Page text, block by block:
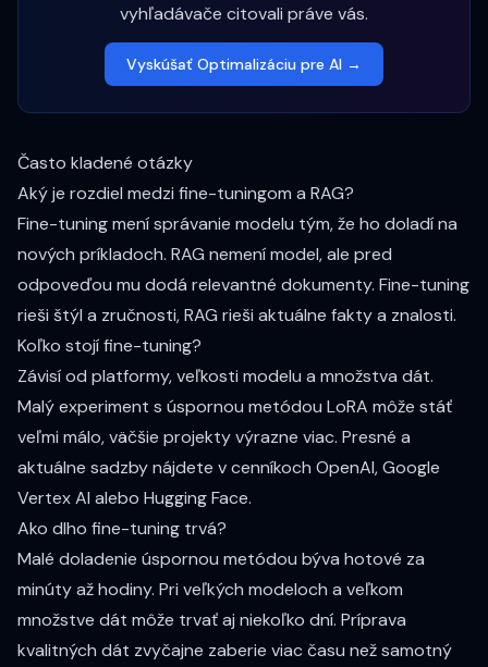
vyhľadávače citovali práve vás.
Vyskúšať Optimalizáciu pre AI →
Často kladené otázky
Aký je rozdiel medzi fine-tuningom a RAG?
Fine-tuning mení správanie modelu tým, že ho doladí na
nových príkladoch. RAG nemení model, ale pred
odpoveďou mu dodá relevantné dokumenty. Fine-tuning
rieši štýl a zručnosti, RAG rieši aktuálne fakty a znalosti.
Koľko stojí fine-tuning?
Závisí od platformy, veľkosti modelu a množstva dát.
Malý experiment s úspornou metódou LoRA môže stáť
veľmi málo, väčšie projekty výrazne viac. Presné a
aktuálne sadzby nájdete v cenníkoch OpenAI, Google
Vertex AI alebo Hugging Face.
Ako dlho fine-tuning trvá?
Malé doladenie úspornou metódou býva hotové za
minúty až hodiny. Pri veľkých modeloch a veľkom
množstve dát môže trvať aj niekoľko dní. Príprava
kvalitných dát zvyčajne zaberie viac času než samotný